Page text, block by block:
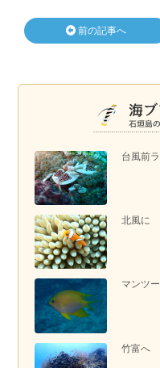
台風前
北風に
マンツ
竹富へ
前の記事へ